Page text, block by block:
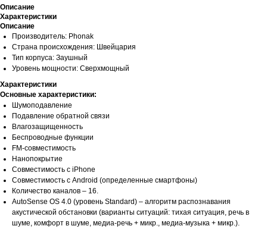
Описание
Характеристики
Описание
Производитель: Phonak
Страна происхождения: Швейцария
Тип корпуса: Заушный
Уровень мощности: Сверхмощный
Характеристики
Основные характеристики:
Шумоподавление
Подавление обратной связи
Влагозащищенность
Беспроводные функции
FM-совместимость
Нанопокрытие
Совместимость с iPhone
Совместимость с Android (определенные смартфоны)
Количество каналов – 16.
AutoSense OS 4.0 (уровень Standard) – алгоритм распознавания
акустической обстановки (варианты ситуаций: тихая ситуация, речь в
шуме, комфорт в шуме, медиа-речь + микр., медиа-музыка + микр.).